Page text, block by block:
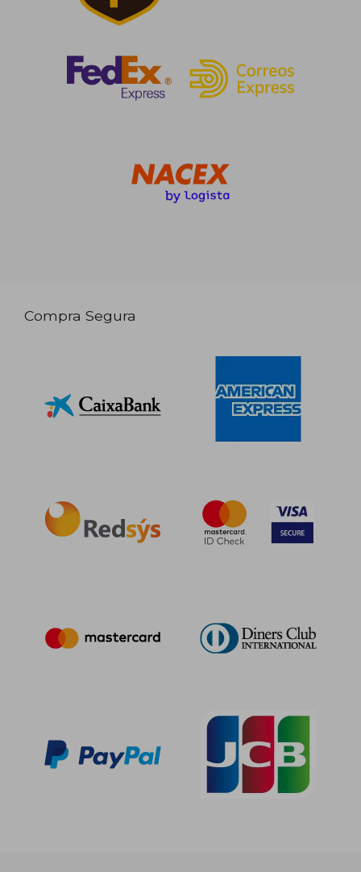
Compra Segura